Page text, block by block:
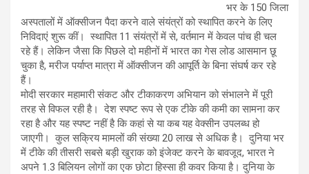
भर के 150 जिला
अस्पतालों में ऑक्सीजन पैदा करने वाले संयंत्रों को स्थापित करने के लिए
निविदाएं शुरू कीं। स्थापित 11 संयंत्रों में से, वर्तमान में केवल पांच ही चल
रहे हैं। लेकिन जैसा कि पिछले दो महीनों में भारत का गेस लोड आसमान छू
चुका है, मरीज पर्याप्त मात्रा में ऑक्सीजन की आपूर्ति के बिना संघर्ष कर रहे
हैं।
मोदी सरकार महामारी संकट और टीकाकरण अभियान को संभालने में पूरी
तरह से विफल रही है। देश स्पष्ट रूप से एक टीके की कमी का सामना कर
रहा है और यह स्पष्ट नहीं है कि कहां से या कब यह वेक्सीन उपलब्ध हो
जाएगी। कुल सक्रिय मामलों की संख्या 20 लाख से अधिक है। दुनिया भर
में टीके की तीसरी सबसे बड़ी खुराक को इंजेक्ट करने के बावजूद, भारत ने
अपने 1.3 बिलियन लोगों का एक छोटा हिस्सा ही कवर किया है। दुनिया के